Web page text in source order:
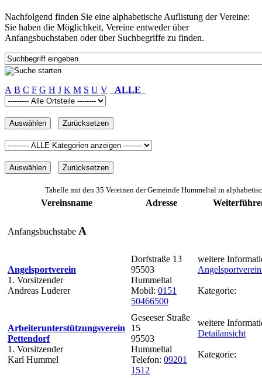
Nachfolgend finden Sie eine alphabetische Auflistung der Vereine:
Sie haben die Möglichkeit, Vereine entweder über
Anfangsbuchstaben oder über Suchbegriffe zu finden.
A B C F G H J K M S U V ALLE
Tabelle mit den 35 Vereinen der Gemeinde Hummeltal in
Vereinsname Adresse
Anfangsbuchstabe A
Angelsportverein
1. Vorsitzender
Andreas Luderer
Dorfstraße 13
95503
Hummeltal
Mobil: 0151
50466500
weitere
Kategorie:
Arbeiterunterstützungsverein
Pettendorf
1. Vorsitzender
Karl Hummel
Geseeser Straße
15
95503
Hummeltal
Telefon: 09201
1512
weitere
Detailansicht
Kategorie: